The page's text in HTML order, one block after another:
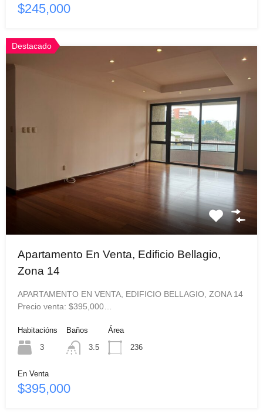
$245,000
Destacado
Apartamento En Venta, Edificio Bellagio,
Zona 14
APARTAMENTO EN VENTA, EDIFICIO BELLAGIO, ZONA 14
Precio venta: $395,000…
Habitacións
3
Baños
3.5
Área
236
En Venta
$395,000